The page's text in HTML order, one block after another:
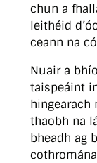
chun a
leithéid
ceann na
Nuair a
taispeáint
hingearach
thaobh na
bheadh ag